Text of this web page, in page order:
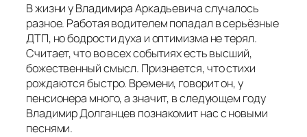
В жизни у Владимира Аркадьевича случалось
разное. Работая водителем попадал в серьёзные
ДТП, но бодрости духа и оптимизма не терял.
Считает, что во всех событиях есть высший,
божественный смысл. Признается, что стихи
рождаются быстро. Времени, говорит он, у
пенсионера много, а значит, в следующем году
Владимир Долганцев познакомит нас с новыми
песнями.